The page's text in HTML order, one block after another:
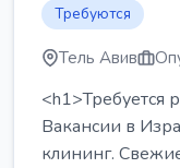
Требуются
Тель Авив
<h1>Требуется
Вакансии в
клининг.